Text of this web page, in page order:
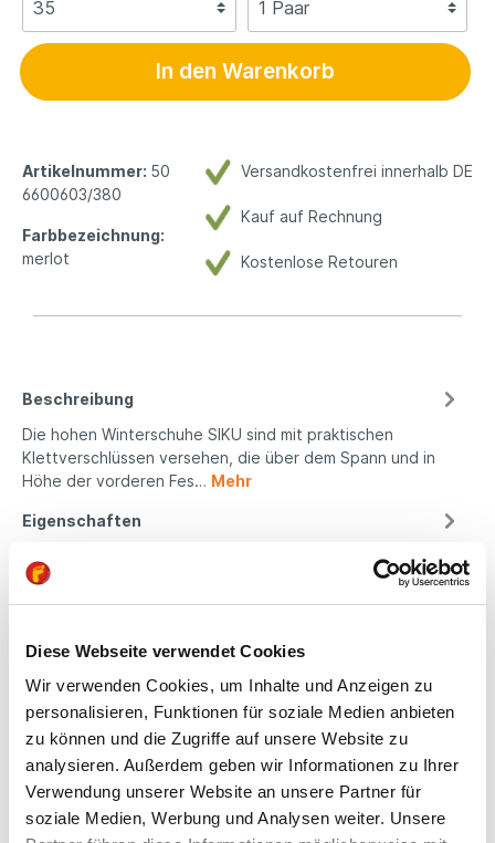
Diese Webseite verwendet Cookies
Wir verwenden Cookies, um Inhalte und Anzeigen zu
personalisieren, Funktionen für soziale Medien anbieten
zu können und die Zugriffe auf unsere Website zu
analysieren. Außerdem geben wir Informationen zu Ihrer
Verwendung unserer Website an unsere Partner für
soziale Medien, Werbung und Analysen weiter. Unsere
In den Warenkorb
Versandkostenfrei innerhalb DE
Kauf auf Rechnung
Kostenlose Retouren
Artikelnummer: 50
6600603/380
Farbbezeichnung:
merlot
Beschreibung
Die hohen Winterschuhe SIKU sind mit praktischen
Klettverschlüssen versehen, die über dem Spann und in
Höhe der vorderen Fes… Mehr
Eigenschaften
Produktsicherheit
Kindgerechte
Passform
All unsere Schuhe sind
auf die Bedürfnisse
von Kindern
ausgerichtet. Sie